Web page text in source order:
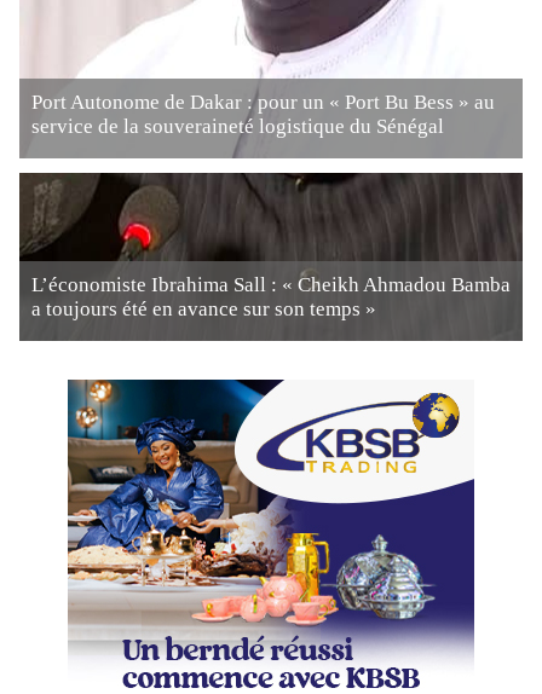
Port Autonome de Dakar : pour un « Port Bu Bess » au
service de la souveraineté logistique du Sénégal
L’économiste Ibrahima Sall : « Cheikh Ahmadou Bamba
a toujours été en avance sur son temps »